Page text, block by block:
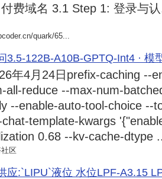
费域名 3.1 Step 1: 登录与
quark/65...
3.5-122B-A10B-GPTQ-Int4 · 模
年4月24日 prefix-caching --
all-reduce --max-num-
--enable-auto-tool-choice --
chat-template-kwargs
0.68 --kv-cache-dtype
区
供应:`LIPU`液位 水位LPF-A3.15